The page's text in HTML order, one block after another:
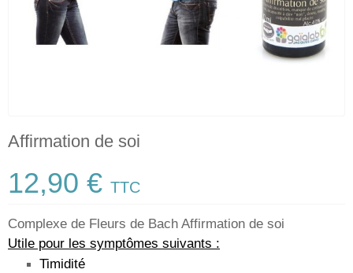
Affirmation de soi
12,90 € TTC
Complexe de Fleurs de Bach Affirmation de soi
Utile pour les symptômes suivants :
Timidité